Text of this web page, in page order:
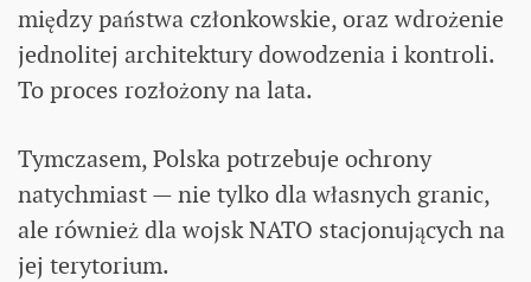
między państwa członkowskie, oraz wdrożenie
jednolitej architektury dowodzenia i kontroli.
To proces rozłożony na lata.
Tymczasem, Polska potrzebuje ochrony
natychmiast — nie tylko dla własnych granic,
ale również dla wojsk NATO stacjonujących na
jej terytorium.